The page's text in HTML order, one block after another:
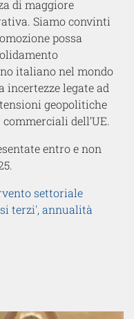
di maggiore
Siamo convinti
possa
italiano nel mondo
legate ad
geopolitiche
dell’UE.
entro e non
settoriale
terzi', annualità